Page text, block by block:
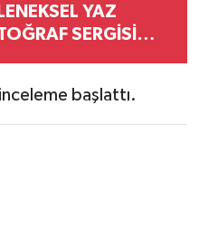
YAZ
SERGİSİ
başlattı.